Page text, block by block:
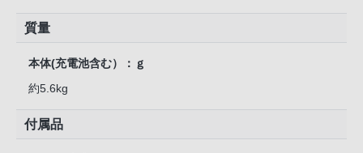
質量
本体(充電池含む）：ｇ
約5.6kg
付属品